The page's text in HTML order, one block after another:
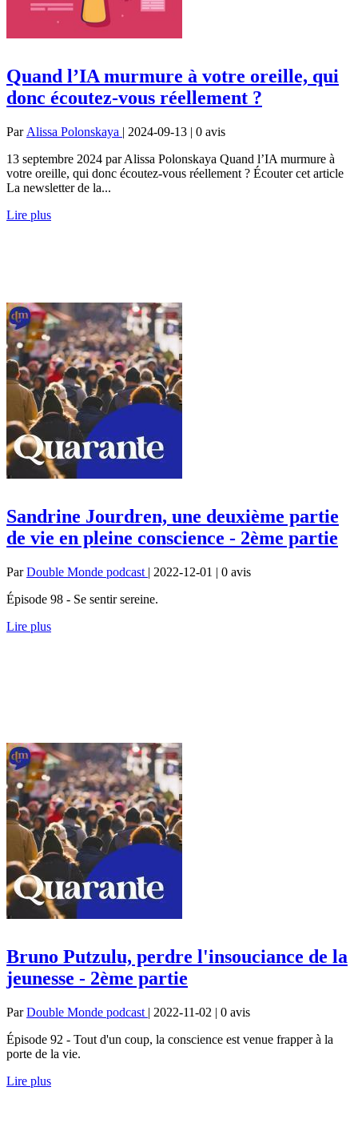
Quand l’IA murmure à votre oreille, qui
donc écoutez-vous réellement ?
Par Alissa Polonskaya | 2024-09-13 | 0 avis
13 septembre 2024 par Alissa Polonskaya Quand l’IA murmure à
votre oreille, qui donc écoutez-vous réellement ? Écouter cet article
La newsletter de la...
Lire plus
Sandrine Jourdren, une deuxième partie
de vie en pleine conscience - 2ème partie
ParDouble Monde podcast | 2022-12-01 | 0 avis
Épisode 98 - Se sentir sereine.
Lire plus
Bruno Putzulu, perdre l'insouciance de la
jeunesse - 2ème partie
ParDouble Monde podcast | 2022-11-02 | 0 avis
Épisode 92 - Tout d'un coup, la conscience est venue frapper à la
porte de la vie.
Lire plus